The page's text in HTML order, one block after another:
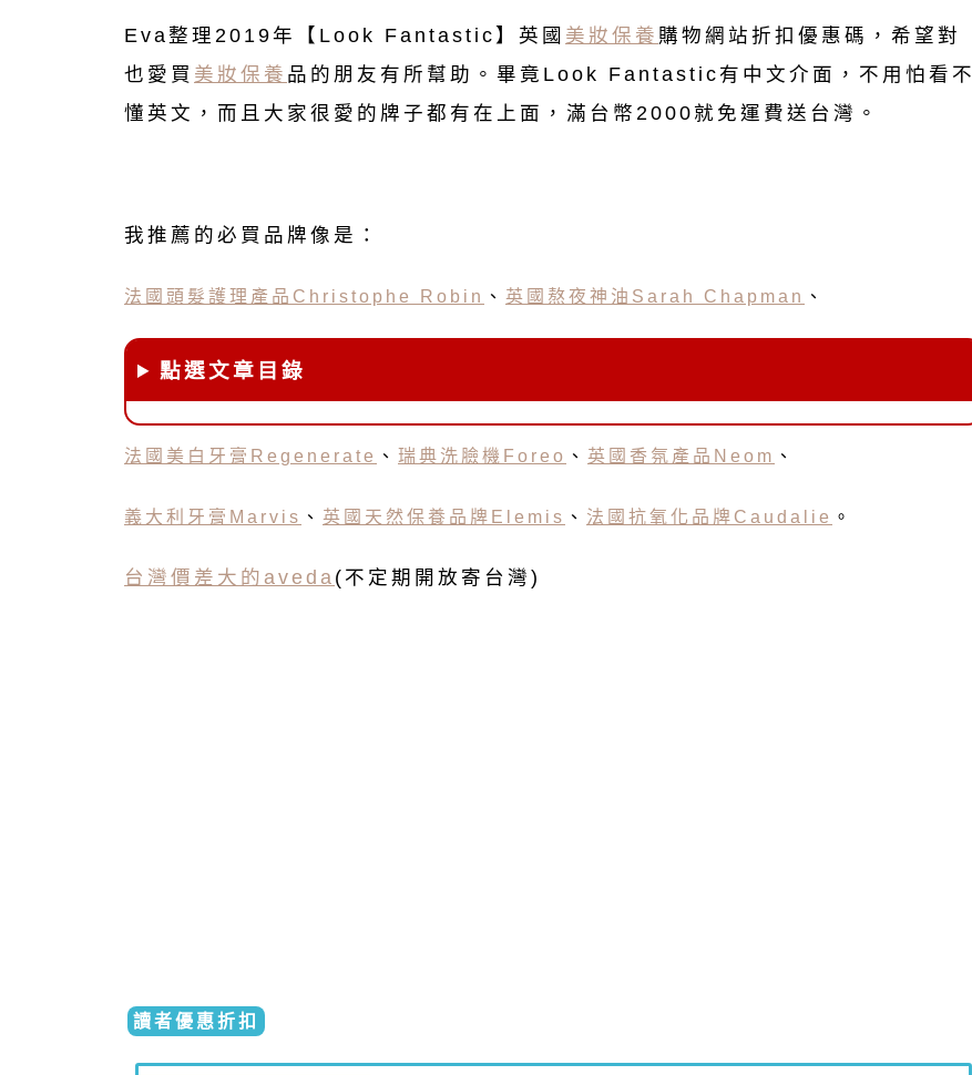
Eva整理2019年【Look Fantastic】英國 美妝保養 購物網站折扣優惠碼，希望對
也愛買 美妝保養 品的朋友有所幫助。畢竟Look Fantastic有中文介面，不用怕看不
懂英文，而且大家很愛的牌子都有在上面，滿台幣2000就免運費送台灣。
我推薦的必買品牌像是：
法國頭髮護理產品Christophe Robin 、 英國熬夜神油Sarah Chapman 、
點選文章目錄
法國美白牙膏Regenerate 、 瑞典 洗臉機 Foreo 、 英國 香氛產品 Neom 、
義大利 牙膏 Marvis 、 英國天然保養品牌Elemis 、 法國抗氧化品牌Caudalie 。
台灣價差大的aveda (不定期開放寄台灣)
讀者優惠折扣